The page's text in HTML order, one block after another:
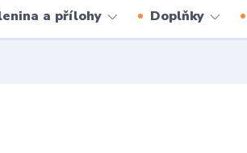
a přílohy Doplňky